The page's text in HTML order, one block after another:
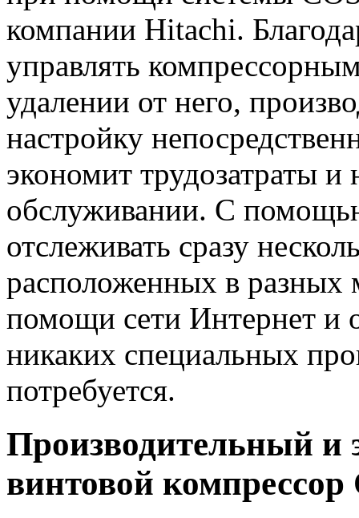
компании Hitachi.
управлять
удалении от него,
настройку
экономит трудозатраты
обслуживании. С
отслеживать сразу
расположенных в разных
помощи сети Интернет и
никаких специальных
потребуется.
Производительный
винтовой компрессор